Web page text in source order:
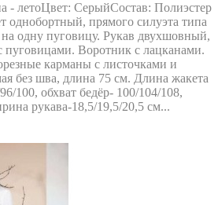
- летоЦвет: СерыйСостав: Полиэстер
однобортный, прямого силуэта типа
на одну пуговицу. Рукав двухшовный,
пуговицами. Воротник с лацканами.
карманы с листочками и
без шва, длина 75 см. Длина жакета
100, обхват бедёр- 100/104/108,
рукава-18,5/19,5/20,5 см...